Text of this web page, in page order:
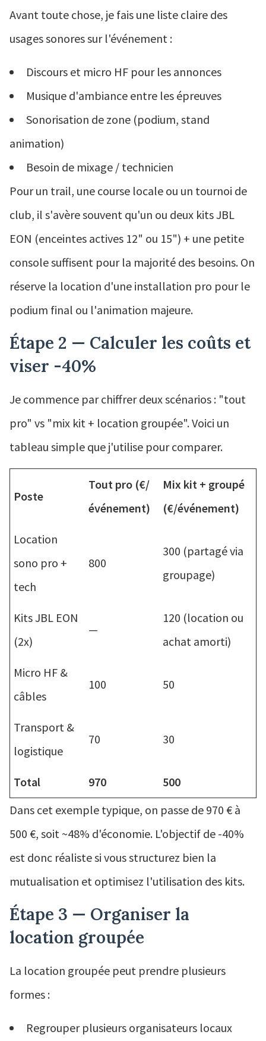
Avant toute chose, je fais une liste claire des
usages sonores sur l'événement :
Discours et micro HF pour les annonces
Musique d'ambiance entre les épreuves
Sonorisation de zone (podium, stand
animation)
Besoin de mixage / technicien
Pour un trail, une course locale ou un tournoi de
club, il s'avère souvent qu'un ou deux kits JBL
EON (enceintes actives 12" ou 15") + une petite
console suffisent pour la majorité des besoins. On
réserve la location d'une installation pro pour le
podium final ou l'animation majeure.
Étape 2 — Calculer les coûts et
viser -40%
Je commence par chiffrer deux scénarios : "tout
pro" vs "mix kit + location groupée". Voici un
tableau simple que j'utilise pour comparer.
Poste
Tout pro (€/
événement)
Mix kit + groupé
(€/événement)
Location
sono pro +
tech
800
300 (partagé via
groupage)
Kits JBL EON
(2x)
—
120 (location ou
achat amorti)
Micro HF &
câbles
100 50
Transport &
logistique
70 30
Total 970
500
Dans cet exemple typique, on passe de 970 € à
500 €, soit ~48% d'économie. L'objectif de -40%
est donc réaliste si vous structurez bien la
mutualisation et optimisez l'utilisation des kits.
Étape 3 — Organiser la
location groupée
La location groupée peut prendre plusieurs
formes :
Regrouper plusieurs organisateurs locaux